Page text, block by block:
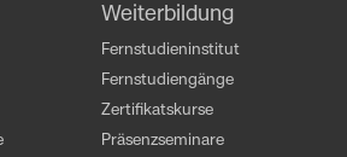
Weiterbildung
Fernstudieninstitut
Fernstudiengänge
Zertifikatskurse
Präsenzseminare